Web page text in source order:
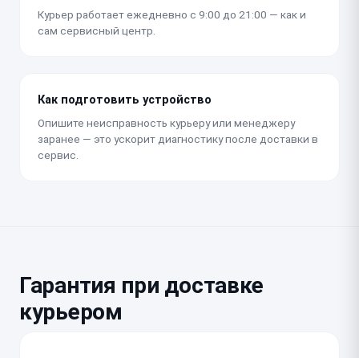
Курьер работает ежедневно с 9:00 до 21:00 — как и
сам сервисный центр.
Как подготовить устройство
Опишите неисправность курьеру или менеджеру
заранее — это ускорит диагностику после доставки в
сервис.
Гарантия при доставке
курьером